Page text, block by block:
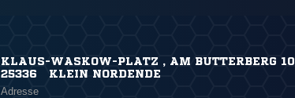
KLAUS-WASKOW-PLATZ , AM BUTTERBERG 10
25336 KLEIN NORDENDE
Adresse